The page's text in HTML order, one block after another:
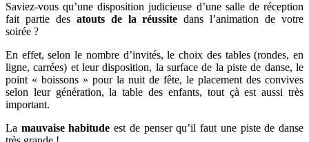
Saviez-vous qu’une disposition judicieuse d’une salle de réception
fait partie des atouts de la réussite dans l’animation de votre
soirée ?
En effet, selon le nombre d’invités, le choix des tables (rondes, en
ligne, carrées) et leur disposition, la surface de la piste de danse, le
point « boissons » pour la nuit de fête, le placement des convives
selon leur génération, la table des enfants, tout çà est aussi très
important.
La mauvaise habitude est de penser qu’il faut une piste de danse